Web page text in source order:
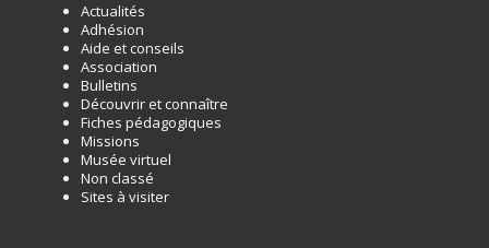
Actualités
Adhésion
Aide et conseils
Association
Bulletins
Découvrir et connaître
Fiches pédagogiques
Missions
Musée virtuel
Non classé
Sites à visiter